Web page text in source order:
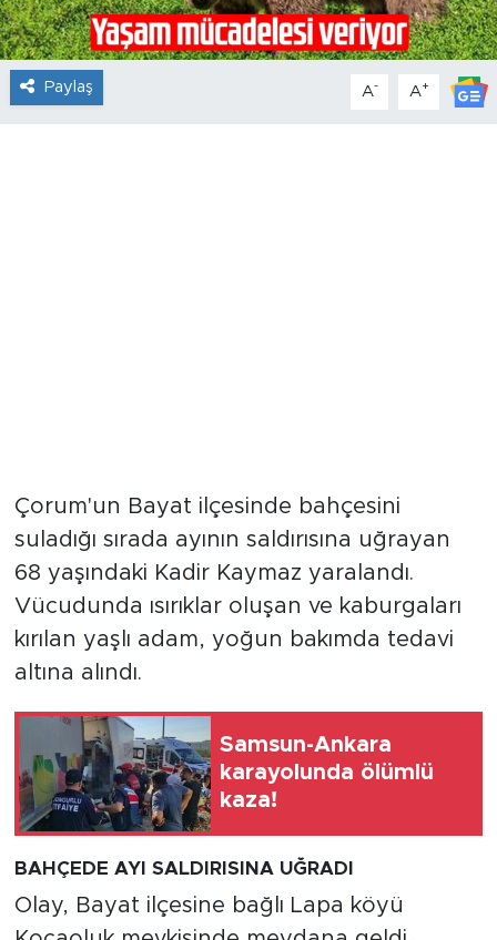
Paylaş A- A+
Çorum'un Bayat ilçesinde bahçesini
suladığı sırada ayının saldırısına uğrayan
68 yaşındaki Kadir Kaymaz yaralandı.
Vücudunda ısırıklar oluşan ve kaburgaları
kırılan yaşlı adam, yoğun bakımda tedavi
altına alındı.
Samsun-Ankara
karayolunda ölümlü
kaza!
BAHÇEDE AYI SALDIRISINA UĞRADI
Olay, Bayat ilçesine bağlı Lapa köyü